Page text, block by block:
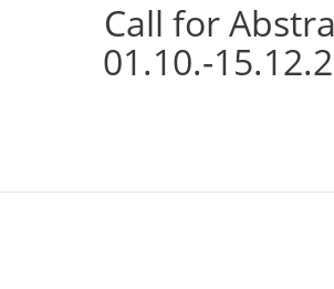
Call for
01.10.-